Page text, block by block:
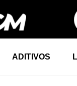
ADITIVOS